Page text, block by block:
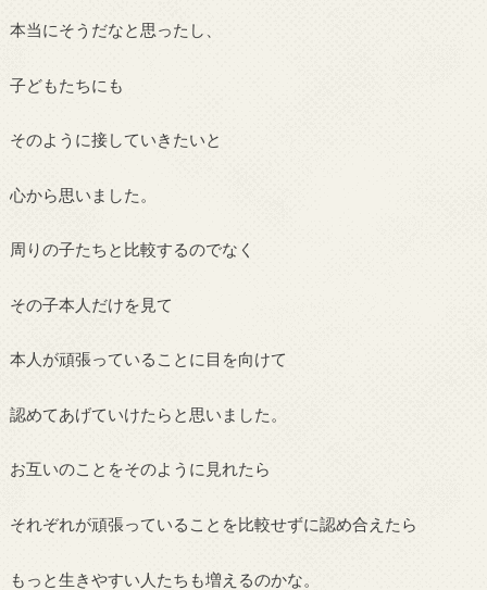
本当にそうだなと思ったし、
子どもたちにも
そのように接していきたいと
心から思いました。
周りの子たちと比較するのでなく
その子本人だけを見て
本人が頑張っていることに目を向けて
認めてあげていけたらと思いました。
お互いのことをそのように見れたら
それぞれが頑張っていることを比較せずに認め合えたら
もっと生きやすい人たちも増えるのかな。